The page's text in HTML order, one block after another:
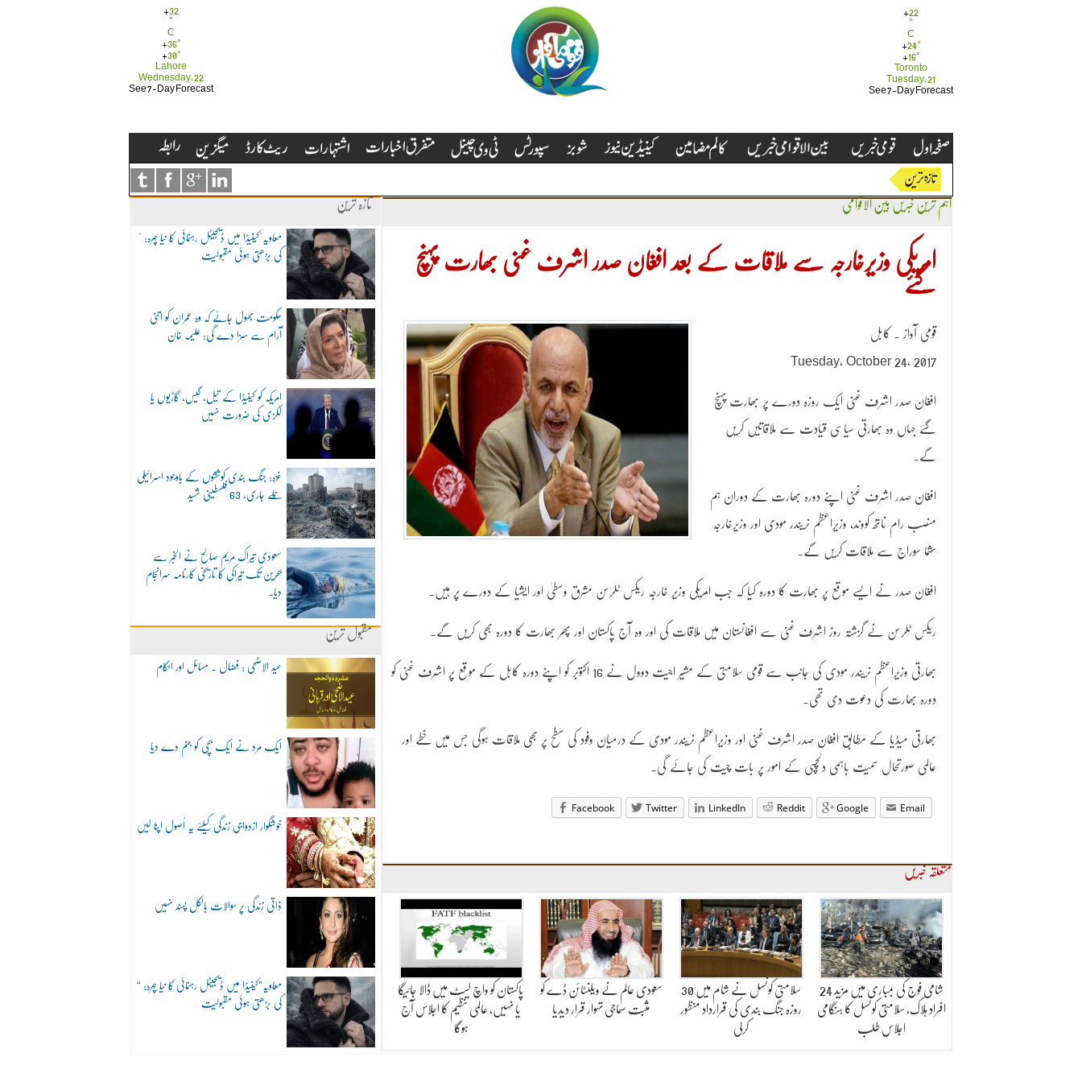
+22
°
C
+24°
+ 16°
Toronto
Tuesday, 21
See 7-Day Forecast
+32
°
C
+36°
+30°
Lahore
Wednesday, 22
See 7-Day Forecast
تازہ ترین
"معاویہ"کینیڈا میں ڈیجیٹل رہنمائی کا نیا چہرہ:
کی بڑھتی ہوئی مقبولیت
حکومت بھول جائے کہ وہ عمران کو اتنی
آرام سے سزا دے گی: علیمہ خان
امریکہ کو کینیڈا کے تیل، گیس، گاڑیوں یا
لکڑی کی ضرورت نہیں
غزہ: جنگ بندی کوششوں کے باوجود اسرائیلی
حملے جاری، 63 فلسطینی شہید
سعودی تیراک مریم صالح نے الخبر سے
بحرین تک تیراکی کا تاریخی کارنامہ سرانجام
دیا۔
مقبول ترین
عید الاضحی : فضال ۔ مسائل اور احکام
ایک مرد نے ایک بچی کو جنم دے دیا
خوشگوار ازدواجی زندگی کیلئے یہ اُصول اپنا لیں
ذاتی زندگی پر سوالات بالکل پسند نہیں
“معاویہ”کینیڈا میں ڈیجیٹل رہنمائی کا نیا چہرہ:
کی بڑھتی ہوئی مقبولیت
اہم ترین خبریں بین الاقوامی
امریکی وزیرخارجہ سے ملاقات کے بعد افغان صدر اشرف غنی بھارت پہنچ
گئے
قومی آواز ۔ کابل
Tuesday, October 24, 2017
افغان صدر اشرف غنی ایک روزہ دورے پر بھارت پہنچ
گئے جہاں وہ بھارتی سیاسی قیادت سے ملاقاتیں کریں
گے۔
افغان صدر اشرف غنی اپنے دورہ بھارت کے دوران ہم
منصب رام ناتھ کووند، وزیراعظم نریندر مودی اور وزیرخارجہ
سشما سوراج سے ملاقات کریں گے۔
افغان صدر نے ایسے موقع پر بھارت کا دورہ کیا کہ جب امریکی وزیر خارجہ ریکس ٹلرسن مشرق وسطیٰ اور ایشیا کے دورے پر ہیں۔
ریکس ٹلرسن نے گزشتہ روز اشرف غنی سے افغانستان میں ملاقات کی اور وہ آج پاکستان اور پھر بھارت کا دورہ بھی کریں گے۔
بھارتی وزیراعظم نریندر مودی کی جانب سے قومی سلامتی کے مشیر اجیت دوول نے 16 اکتوبر کو اپنے دورہ کابل کے موقع پر اشرف غنی کو
دورہ بھارت کی دعوت دی تھی۔
بھارتی میڈیا کے مطابق افغان صدر اشرف غنی اور وزیراعظم نریندر مودی کے درمیان وفود کی سطح پر بھی ملاقات ہوگی جس میں خطے اور
عالمی صورتحال سمیت باہمی دلچسپی کے امور پر بات چیت کی جائے گی۔
Facebook Twitter LinkedIn Reddit Google Email
متعلقہ خبریں
شامی فوج کی بمباری میں مزید 24
افراد ہلاک، سلامتی کونسل کا ہنگامی
اجلاس طلب
سلامتی کونسل نے شام میں 30
روزہ جنگ بندی کی قرارداد منظور
کرلی
سعودی عالم نے ویلنٹائن ڈے کو
مثبت سماجی تہوار قرار دیدیا
پاکستان کو واچ لسٹ میں ڈالا جائیگا
یا نہیں، عالمی تنظیم کا اجلاس آج
ہوگا